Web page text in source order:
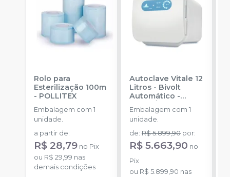
Rolo para
Esterilização 100m
- POLLITEX
Embalagem com 1
unidade.
a partir de:
R$ 28,79 no Pix
ou R$ 29,99 nas
demais condições
Autoclave Vitale 12
Litros - Bivolt
Automático -
CRISTÓFOLI
Embalagem com 1
unidade.
de: R$ 5.899,90 por:
R$ 5.663,90 no
Pix
ou R$ 5.899,90 nas